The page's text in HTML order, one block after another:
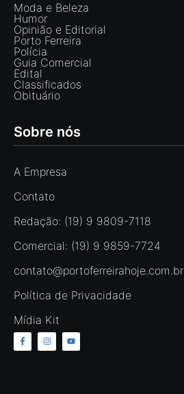
Moda e Beleza
Humor
Opinião e Editorial
Porto Ferreira
Polícia
Guia Comercial
Edital
Classificados
Obituário
Sobre nós
A Empresa
Contato
Redação: (19) 9 9809-7118
Comercial: (19) 9 9859-7724
contato@portoferreirahoje.com.br
Política de Privacidade
Mídia Kit